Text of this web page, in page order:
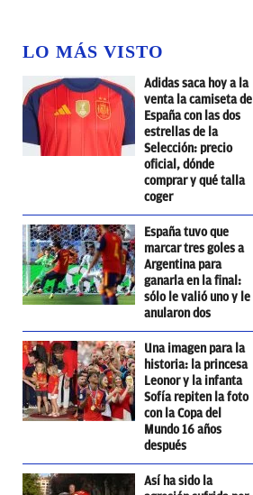
LO MÁS VISTO
Adidas saca hoy a la
venta la camiseta de
España con las dos
estrellas de la
Selección: precio
oficial, dónde
comprar y qué talla
coger
España tuvo que
marcar tres goles a
Argentina para
ganarla en la final:
sólo le valió uno y le
anularon dos
Una imagen para la
historia: la princesa
Leonor y la infanta
Sofía repiten la foto
con la Copa del
Mundo 16 años
después
Así ha sido la